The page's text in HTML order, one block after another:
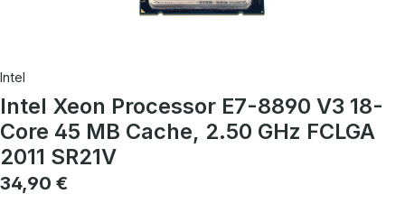
Intel
Intel Xeon Processor E7-8890 V3 18-
Core 45 MB Cache, 2.50 GHz FCLGA
2011 SR21V
Regulärer Preis:
34,90 €